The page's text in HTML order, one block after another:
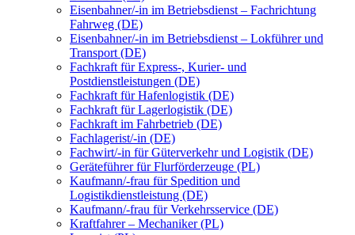
Eisenbahner/-in im Betriebsdienst – Fachrichtung
Fahrweg (DE)
Eisenbahner/-in im Betriebsdienst – Lokführer und
Transport (DE)
Fachkraft für Express-, Kurier- und
Postdienstleistungen (DE)
Fachkraft für Hafenlogistik (DE)
Fachkraft für Lagerlogistik (DE)
Fachkraft im Fahrbetrieb (DE)
Fachlagerist/-in (DE)
Fachwirt/-in für Güterverkehr und Logistik (DE)
Geräteführer für Flurförderzeuge (PL)
Kaufmann/-frau für Spedition und
Logistikdienstleistung (DE)
Kaufmann/-frau für Verkehrsservice (DE)
Kraftfahrer – Mechaniker (PL)